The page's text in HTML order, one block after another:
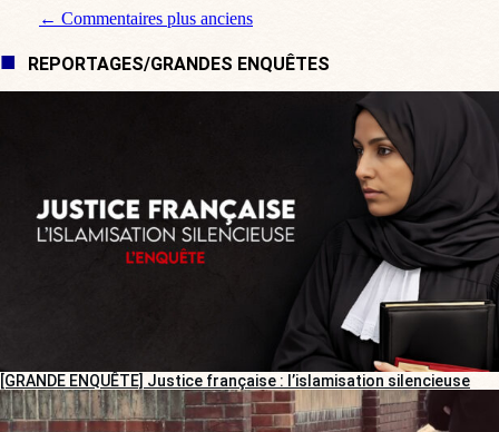
Navigation de commentaire
← Commentaires plus anciens
REPORTAGES/GRANDES ENQUÊTES
[GRANDE ENQUÊTE] Justice française : l’islamisation silencieuse